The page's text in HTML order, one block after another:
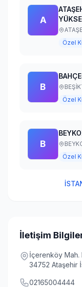
A
Özel
B
Özel
B
Özel
İletişim
İçerenköy Mah.
34752 Ataşehir
02165004444